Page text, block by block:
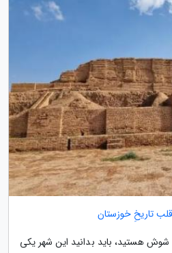
تاریخِ خوزستان
هستید، باید بدانید این شهر یکی